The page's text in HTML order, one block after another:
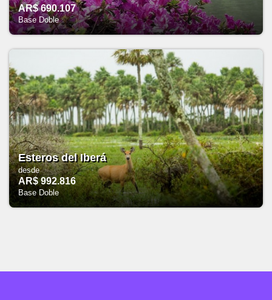
AR$ 690.107
Base Doble
Esteros del Iberá
desde
AR$ 992.816
Base Doble